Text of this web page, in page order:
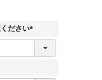
ださい
(